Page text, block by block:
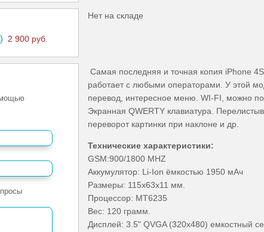
2 900 руб.
Нет на складе
Самая последняя и точная копия iPhone 4S.
работает с любыми операторами. У этой
перевод, интересное меню. WI-FI, можно
Экранная QWERTY клавиатура.
переворот картинки при наклоне и др.
Технические характеристики:
GSM:900/1800 MHZ
Аккумулятор: Li-Ion ёмкостью 1950 мАч
Размеры: 115х63х11 мм.
Процессор: MT6235
Вес: 120 грамм.
Дисплей: 3.5" QVGA (320х480) емкостный